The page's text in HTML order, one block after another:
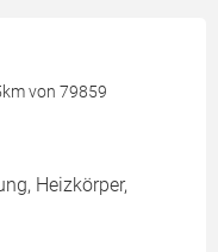
von 79859
Heizkörper,